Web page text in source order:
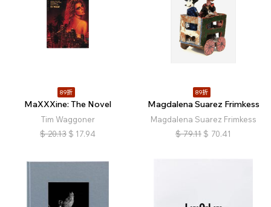
89折
MaXXXine: The Novel
Tim Waggoner
$ 20.13 $ 17.94
89折
Magdalena Suarez Frimkess
Magdalena Suarez Frimkess
$ 79.11 $ 70.41